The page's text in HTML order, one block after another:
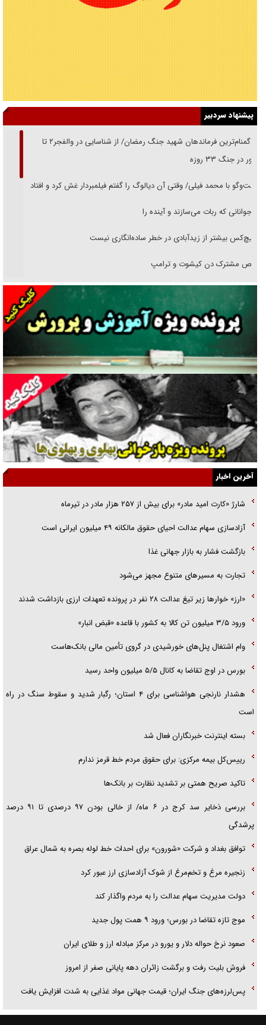
پیشنهاد سردبیر
از گمنام‌ترین فرماندهان شهید جنگ رمضان/ از شناسایی در والفجر۲ تا
حضور در جنگ ۳۳ روزه
گفت‌وگو با محمد فیلی/ وقتی آن دیالوگ را گفتم فیلمبردار غش کرد و افتاد
نوجوانانی که ربات می‌سازند و آینده را
هیچ‌کس بیشتر از زیدآبادی در خطر ساده‌انگاری نیست
رقص مشترک دن کیشوت و ترامپ
دنده دولت به واگذاری مسئله‌دار ایران‌خودرو/ خصوصی‌سازی یا انحصار؟
غریزه‌ی بقا و آقای باقی و رفقا
جراحی‌های زیبایی با مدرک فوق‌دیپلم! + گفت‌وگو با متهم
گفت‌وگو با همسر یکی از شهدای جنگ رمضان/ پیکر بی‌سر شهید را از
انگشت‌های پا شناسایی کردیم
نسلی که آنلاین الگو می‌گیرد
گفت‌وگو با آیت‌الله جاودان/ جفای مخالفان مکانت معنوی رهبر شهید را
ارتقا می‌داد
راننده مست به قانون می‌خندد
همه آقای دوربینی شده‌ایم!
قصه ناتمام سرویس مدارس
آیا مقاومت فلسطین خلع‌سلاح می‌شود؟
آخرین اخبار
شارژ «کارت امید مادر» برای بیش از ۲۵۷ هزار مادر در تیرماه
آزادسازی سهام عدالت احیای حقوق مالکانه ۴۹ میلیون ایرانی است
بازگشت فشار به بازار جهانی غذا
تجارت به مسیر‌های متنوع مجهز می‌شود
«ارز» خوار‌ها زیر تیغ عدالت ۲۸ نفر در پرونده تعهدات ارزی بازداشت شدند
ورود ۳/۵ میلیون تن کالا به کشور با قاعده «قبض انبار»
وام اشتغال پنل‌های خورشیدی در گروی تأمین مالی بانک‌هاست
بورس در اوج تقاضا به کانال ۵/۵ میلیون واحد رسید
هشدار نارنجی هواشناسی برای ۴ استان؛ رگبار شدید و سقوط سنگ در راه
است
بسته اینترنت خبرنگاران فعال شد
رییس‌کل بیمه مرکزی: برای حقوق مردم خط قرمز ندارم
تاکید صریح همتی بر تشدید نظارت بر بانک‌ها
بررسی ذخایر سد کرج در ۶ ماه/ از خالی بودن ۹۷ درصدی تا ۹۱ درصد
پرشدگی
توافق بغداد و شرکت «شورون» برای احداث خط لوله بصره به شمال عراق
زنجیره مرغ و تخم‌مرغ از شوک آزادسازی ارز عبور کرد
دولت مدیریت سهام عدالت را به مردم واگذار کند
موج تازه تقاضا در بورس؛ ورود ۹ همت پول جدید
صعود نرخ حواله دلار و یورو در مرکز مبادله ارز و طلای ایران
فروش بلیت رفت و برگشت زائران دهه پایانی صفر از امروز
پس‌لرزه‌های جنگ ایران؛ قیمت جهانی مواد غذایی به شدت افزایش یافت